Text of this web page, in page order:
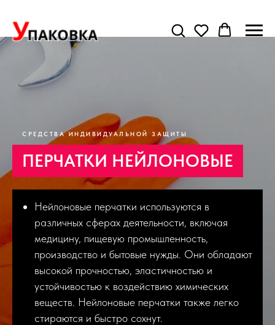
СРЕДСТВА ИНДИВИДУАЛЬНОЙ ЗАЩИТЫ
ПЕРЧАТКИ НЕЙЛОНОВЫЕ
Нейлоновые перчатки используются в
различных сферах деятельности, включая
медицину, пищевую промышленность,
производство и бытовые нужды. Они обладают
высокой прочностью, эластичностью и
устойчивостью к воздействию химических
веществ. Нейлоновые перчатки также легко
стираются и быстро сохнут.